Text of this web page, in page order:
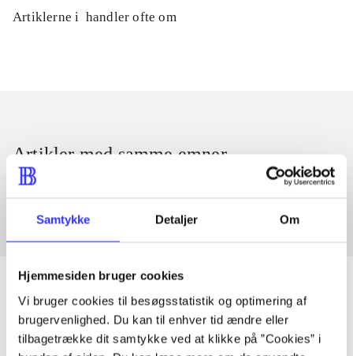
Samtykke Detaljer Om
Hjemmesiden bruger cookies
Vi bruger cookies til besøgsstatistik og optimering af
brugervenlighed. Du kan til enhver tid ændre eller
tilbagetrække dit samtykke ved at klikke på ”Cookies” i
Artiklerne i handler ofte om
Artikler med samme emner
Fra
Artikler